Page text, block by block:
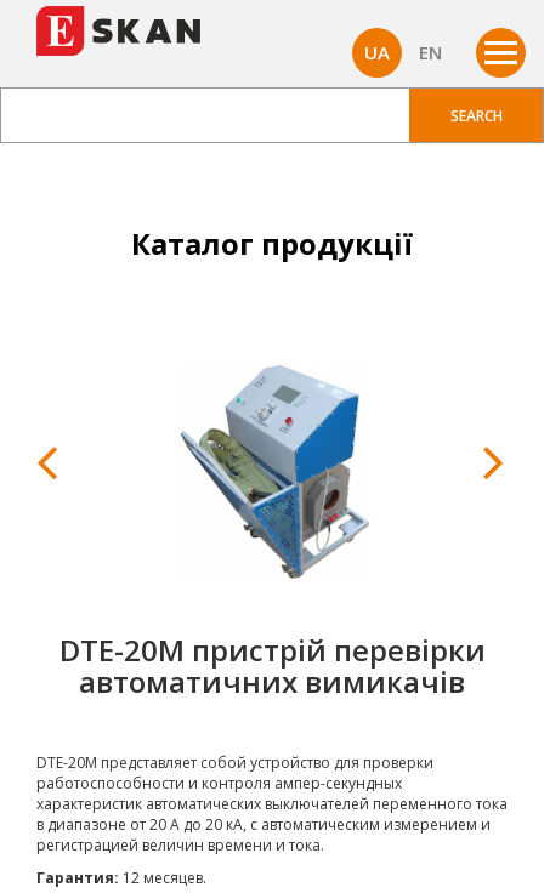
UA EN
Каталог продукції
DTE-20М пристрій перевірки
автоматичних вимикачів
DTE-20М представляет собой устройство для проверки
работоспособности и контроля ампер-секундных
характеристик автоматических выключателей переменного тока
в диапазоне от 20 А до 20 кА, с автоматическим измерением и
регистрацией величин времени и тока.
Гарантия: 12 месяцев.